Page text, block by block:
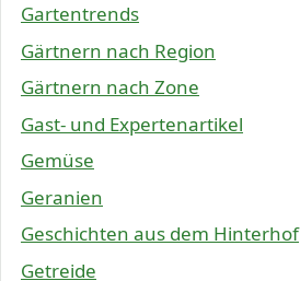
Gartentrends
Gärtnern nach Region
Gärtnern nach Zone
Gast- und Expertenartikel
Gemüse
Geranien
Geschichten aus dem Hinterhof
Getreide